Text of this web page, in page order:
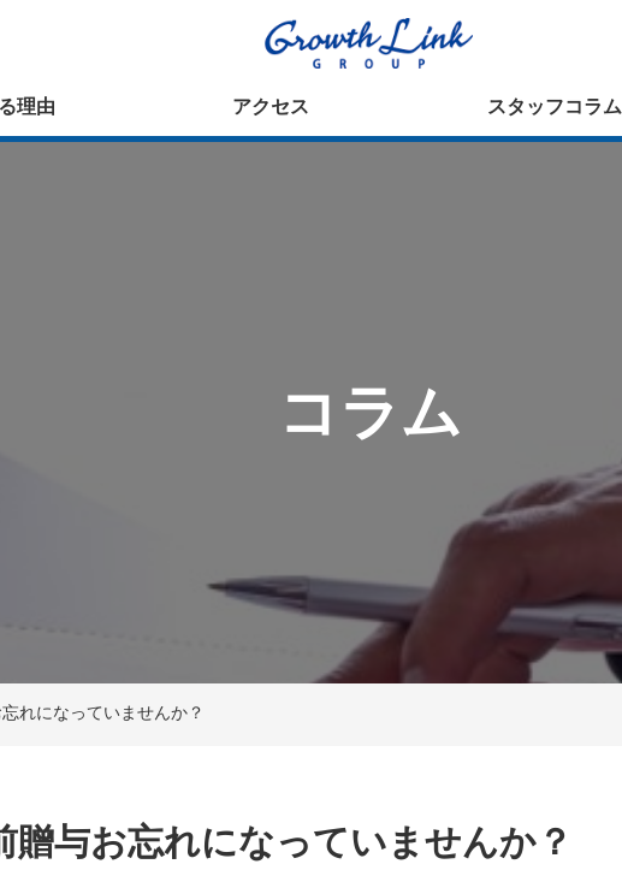
理由 アクセス スタッフコラム
コラム
れになっていませんか？
贈与お忘れになっていませんか？